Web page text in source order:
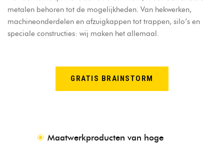
metalen behoren tot de mogelijkheden. Van hekwerken,
machineonderdelen en afzuigkappen tot trappen, silo’s en
speciale constructies: wij maken het allemaal.
GRATIS BRAINSTORM
Maatwerkproducten van hoge